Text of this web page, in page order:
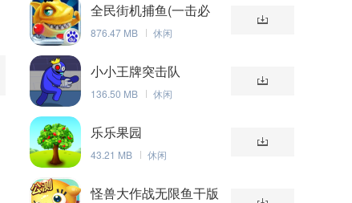
全民街机捕鱼(一击必
杀)
876.47 MB 休闲
小小王牌突击队
136.50 MB 休闲
乐乐果园
43.21 MB 休闲
怪兽大作战无限鱼干版